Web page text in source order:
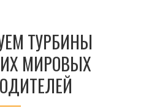
ТУРБИНЫ
МИРОВЫХ